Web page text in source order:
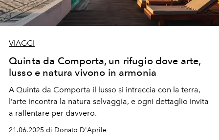
VIAGGI
Quinta da Comporta, un rifugio dove arte,
lusso e natura vivono in armonia
A Quinta da Comporta il lusso si intreccia con la terra,
l’arte incontra la natura selvaggia, e ogni dettaglio invita
a rallentare per davvero.
21.06.2025 di Donato D'Aprile